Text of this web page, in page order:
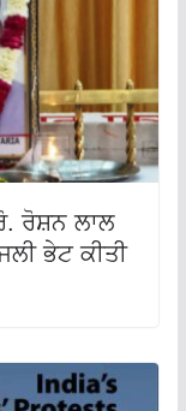
ਰੋਸ਼ਨ ਲਾਲ
ਭੇਟ ਕੀਤੀ